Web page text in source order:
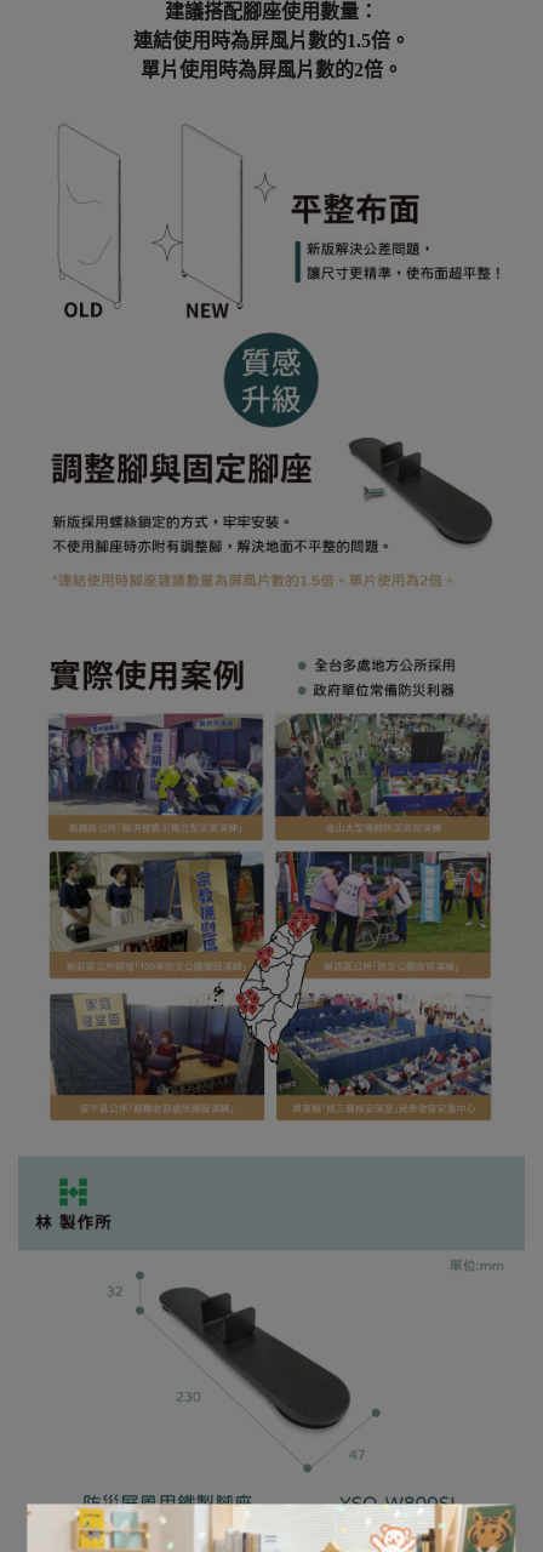
建議搭配腳座使用數量：
連結使用時為屏風片數的1.5倍。
單片使用時為屏風片數的2倍。